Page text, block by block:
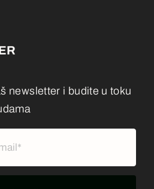
newsletter i budite u toku